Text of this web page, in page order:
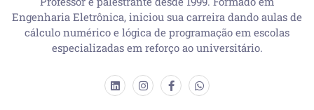
Engenharia Eletrônica, iniciou sua carreira dando aulas de
cálculo numérico e lógica de programação em escolas
especializadas em reforço ao universitário.